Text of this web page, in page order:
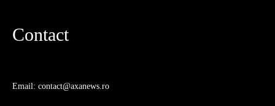
Contact
Email: contact@axanews.ro